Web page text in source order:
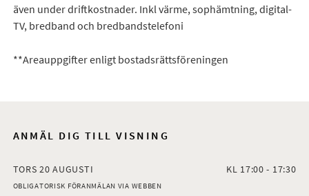
även under driftkostnader. Inkl värme, sophämtning, digital-
TV, bredband och bredbandstelefoni
**Areauppgifter enligt bostadsrättsföreningen
ANMÄL DIG TILL VISNING
TORS 20 AUGUSTI KL 17:00 - 17:30
OBLIGATORISK FÖRANMÄLAN VIA WEBBEN